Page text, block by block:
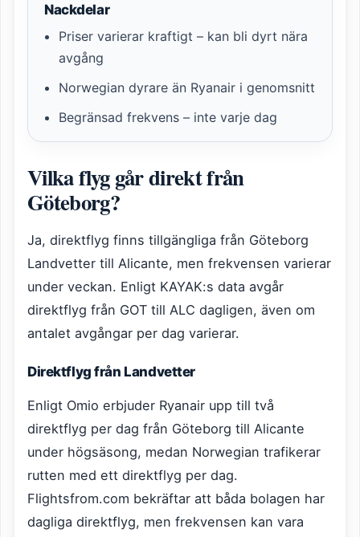
Nackdelar
Priser varierar kraftigt – kan bli dyrt nära
avgång
Norwegian dyrare än Ryanair i genomsnitt
Begränsad frekvens – inte varje dag
Vilka flyg går direkt från
Göteborg?
Ja, direktflyg finns tillgängliga från Göteborg
Landvetter till Alicante, men frekvensen varierar
under veckan. Enligt KAYAK:s data avgår
direktflyg från GOT till ALC dagligen, även om
antalet avgångar per dag varierar.
Direktflyg från Landvetter
Enligt Omio erbjuder Ryanair upp till två
direktflyg per dag från Göteborg till Alicante
under högsäsong, medan Norwegian trafikerar
rutten med ett direktflyg per dag.
Flightsfrom.com bekräftar att båda bolagen har
dagliga direktflyg, men frekvensen kan vara